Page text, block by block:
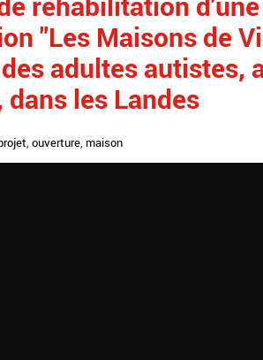
"Les Maisons de
adultes autistes,
dans les Landes
, ouverture, maison